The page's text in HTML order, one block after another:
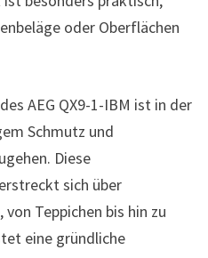
oder Oberflächen
AEG QX9-1-IBM ist in der
Schmutz und
Diese
sich über
Teppichen bis hin zu
eine gründliche